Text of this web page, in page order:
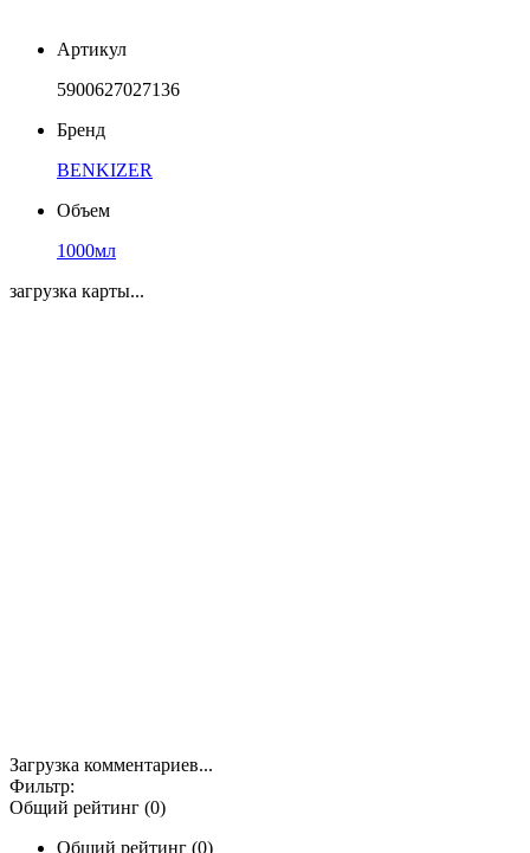
Артикул
5900627027136
Бренд
BENKIZER
Объем
1000мл
загрузка карты...
Загрузка комментариев...
Фильтр:
Общий рейтинг (0)
Общий рейтинг (0)